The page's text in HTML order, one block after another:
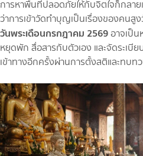
การหาพื้นที่ปลอดภัยให้กับจิตใจก็กลา
ว่าการเข้าวัดทำบุญเป็นเรื่องของคนสู
วันพระเดือนกรกฎาคม 2569อาจเป็
หยุดพัก สื่อสารกับตัวเอง และจัดระเบี
เข้าทางอีกครั้งผ่านการตั้งสติและทบท